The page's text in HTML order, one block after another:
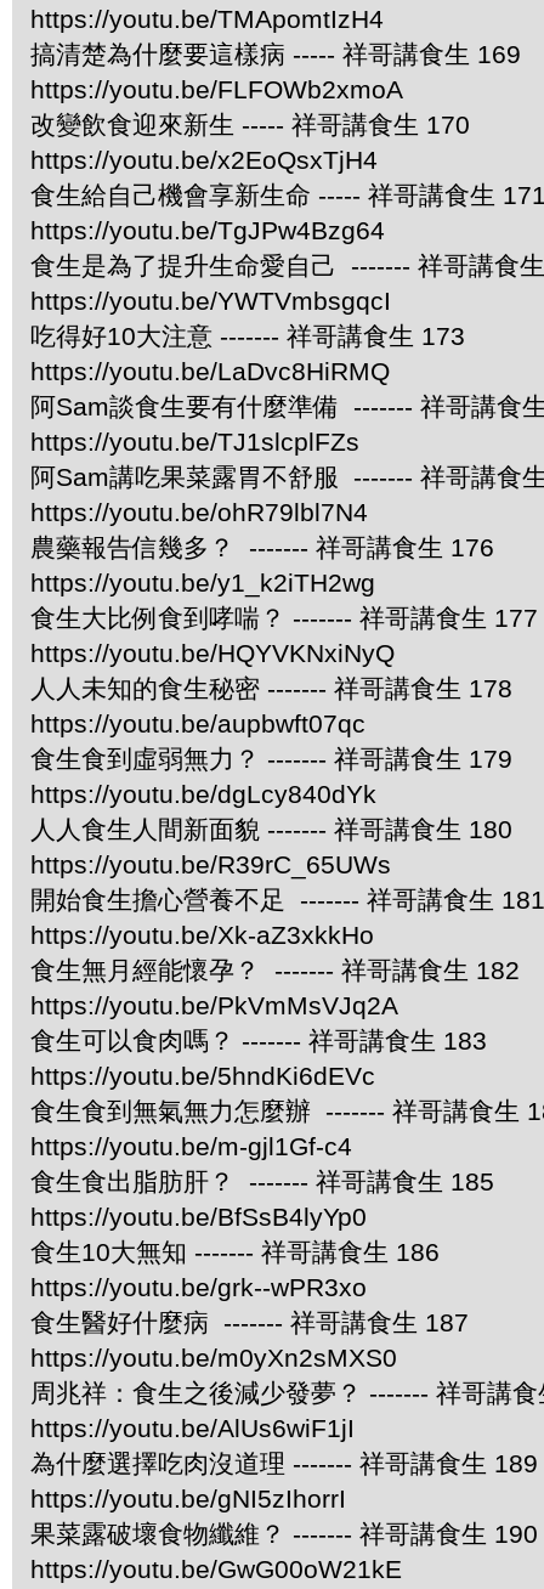
https://youtu.be/TMApomtIzH4
搞清楚為什麼要這樣病 ----- 祥哥講食生 169
https://youtu.be/FLFOWb2xmoA
改變飲食迎來新生 ----- 祥哥講食生 170
https://youtu.be/x2EoQsxTjH4
食生給自己機會享新生命 ----- 祥哥講食生
https://youtu.be/TgJPw4Bzg64
食生是為了提升生命愛自己 ------- 祥哥講食
https://youtu.be/YWTVmbsgqcI
吃得好10大注意 ------- 祥哥講食生 173
https://youtu.be/LaDvc8HiRMQ
阿Sam談食生要有什麼準備 ------- 祥哥講食
https://youtu.be/TJ1slcplFZs
阿Sam講吃果菜露胃不舒服 ------- 祥哥講食
https://youtu.be/ohR79lbl7N4
農藥報告信幾多？ ------- 祥哥講食生 176
https://youtu.be/y1_k2iTH2wg
食生大比例食到哮喘？ ------- 祥哥講食生 177
https://youtu.be/HQYVKNxiNyQ
人人未知的食生秘密 ------- 祥哥講食生 178
https://youtu.be/aupbwft07qc
食生食到虛弱無力？ ------- 祥哥講食生 179
https://youtu.be/dgLcy840dYk
人人食生人間新面貌 ------- 祥哥講食生 180
https://youtu.be/R39rC_65UWs
開始食生擔心營養不足 ------- 祥哥講食生 181
https://youtu.be/Xk-aZ3xkkHo
食生無月經能懷孕？ ------- 祥哥講食生 182
https://youtu.be/PkVmMsVJq2A
食生可以食肉嗎？ ------- 祥哥講食生 183
https://youtu.be/5hndKi6dEVc
食生食到無氣無力怎麼辦 ------- 祥哥講食生
https://youtu.be/m-gjl1Gf-c4
食生食出脂肪肝？ ------- 祥哥講食生 185
https://youtu.be/BfSsB4lyYp0
食生10大無知 ------- 祥哥講食生 186
https://youtu.be/grk--wPR3xo
食生醫好什麼病 ------- 祥哥講食生 187
https://youtu.be/m0yXn2sMXS0
周兆祥：食生之後減少發夢？ ------- 祥哥講
https://youtu.be/AlUs6wiF1jI
為什麼選擇吃肉沒道理 ------- 祥哥講食生 189
https://youtu.be/gNI5zIhorrI
果菜露破壞食物纖維？ ------- 祥哥講食生 190
https://youtu.be/GwG00oW21kE